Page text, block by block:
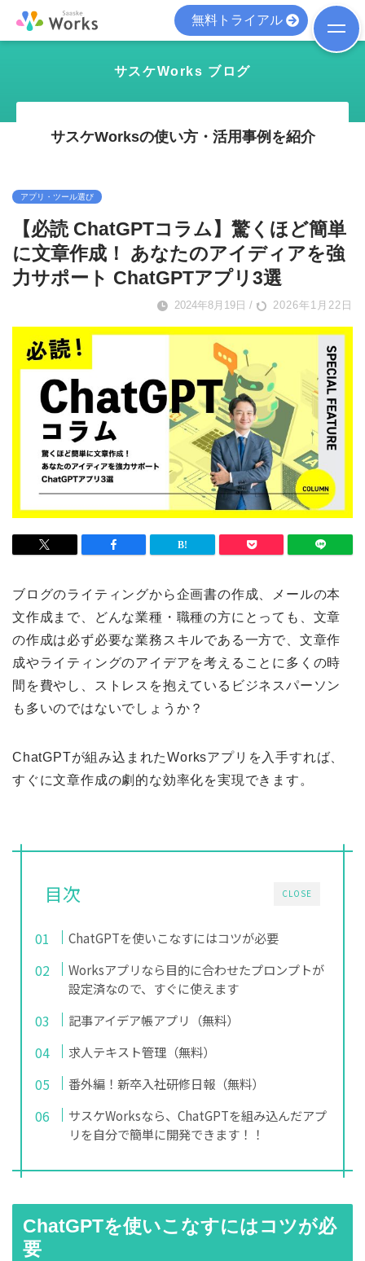
無料トライアル
サスケWorks ブログ
サスケWorksの使い方・活用事例を紹介
アプリ・ツール選び
【必読 ChatGPTコラム】驚くほど簡単
に文章作成！ あなたのアイディアを強
力サポート ChatGPTアプリ3選
2024年8月19日 / 2026年1月22日
ブログのライティングから企画書の作成、メールの本
文作成まで、どんな業種・職種の方にとっても、文章
の作成は必ず必要な業務スキルである一方で、文章作
成やライティングのアイデアを考えることに多くの時
間を費やし、ストレスを抱えているビジネスパーソン
も多いのではないでしょうか？
ChatGPTが組み込まれたWorksアプリを入手すれば、
すぐに文章作成の劇的な効率化を実現できます。
CLOSE
目次
ChatGPTを使いこなすにはコツが必要
Worksアプリなら目的に合わせたプロンプトが
設定済なので、すぐに使えます
記事アイデア帳アプリ（無料）
求人テキスト管理（無料）
番外編！新卒入社研修日報（無料）
サスケWorksなら、ChatGPTを組み込んだアプ
リを自分で簡単に開発できます！！
ChatGPTを使いこなすにはコツが必
要